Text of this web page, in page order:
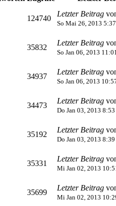
124740
Letzter Beitrag
So Mai 26, 2013
35832
Letzter Beitrag
So Jan 06, 2013
34937
Letzter Beitrag
So Jan 06, 2013
34473
Letzter Beitrag
Do Jan 03, 2013 8:53
35192
Letzter Beitrag
Do Jan 03, 2013 8:39
35331
Letzter Beitrag
Mi Jan 02, 2013
35699
Letzter Beitrag
Mi Jan 02, 2013